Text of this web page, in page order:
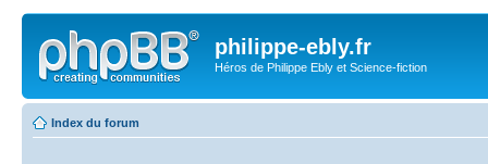
philippe-ebly.fr
Héros de Philippe Ebly et Science-fiction
Index du forum